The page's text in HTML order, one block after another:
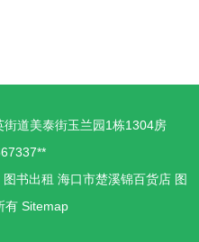
道美泰街玉兰园1栋1304房
图书出租 海口市楚溪锦百货店 图
有 Sitemap